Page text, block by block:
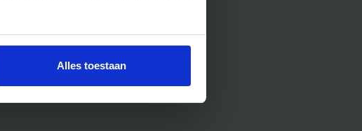
Alles toestaan